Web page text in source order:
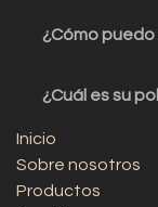
¿Cómo
¿Cuál es su
Inicio
Sobre nosotros
Productos